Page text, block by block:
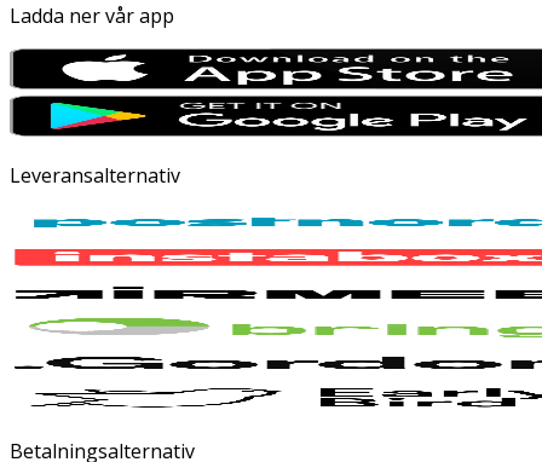
Ladda ner vår app
Leveransalternativ
Betalningsalternativ